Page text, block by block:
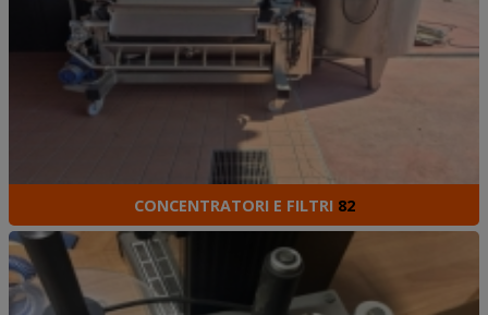
CONCENTRATORI E FILTRI 82